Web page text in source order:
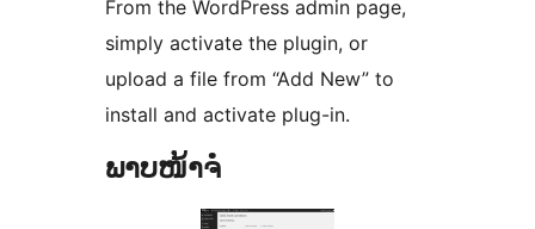
From the WordPress admin page,
simply activate the plugin, or
upload a file from “Add New” to
install and activate plug-in.
ພາບໜ້າຈໍ